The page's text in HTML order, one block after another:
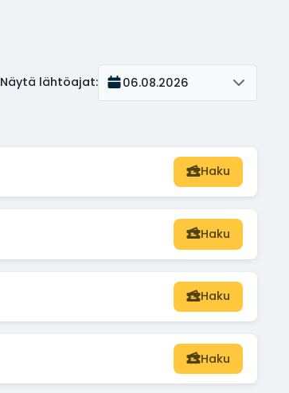
Näytä lähtöajat: 06.08.2026
Haku
Haku
Haku
Haku